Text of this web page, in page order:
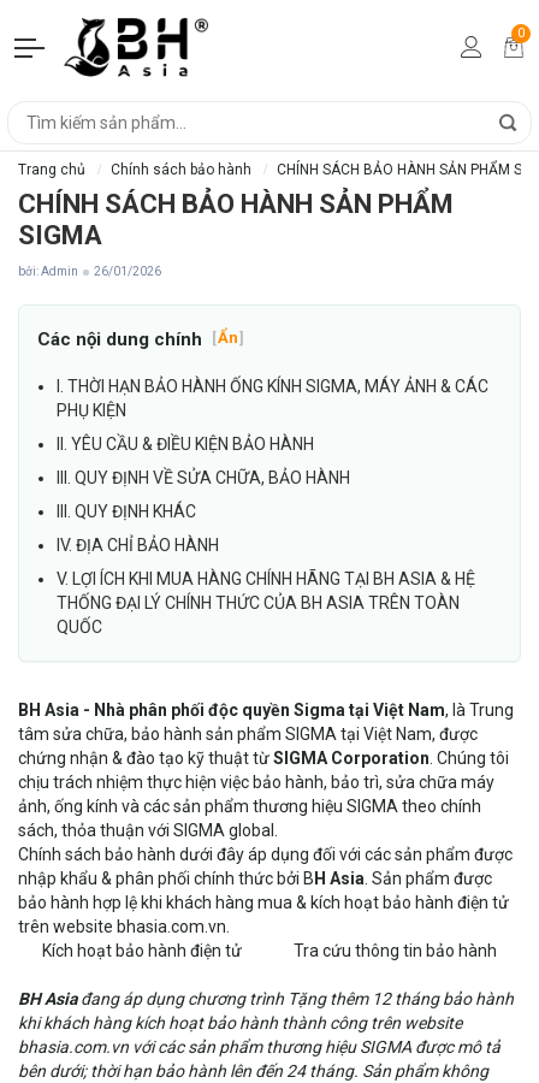
0
Trang chủ Chính sách bảo hành CHÍNH SÁCH BẢO HÀNH SẢN PHẨM
CHÍNH SÁCH BẢO HÀNH SẢN PHẨM
SIGMA
bởi: Admin 26/01/2026
Các nội dung chính [Ẩn]
I. THỜI HẠN BẢO HÀNH ỐNG KÍNH SIGMA, MÁY ẢNH & CÁC
PHỤ KIỆN
II. YÊU CẦU & ĐIỀU KIỆN BẢO HÀNH
III. QUY ĐỊNH VỀ SỬA CHỮA, BẢO HÀNH
III. QUY ĐỊNH KHÁC
IV. ĐỊA CHỈ BẢO HÀNH
V. LỢI ÍCH KHI MUA HÀNG CHÍNH HÃNG TẠI BH ASIA & HỆ
THỐNG ĐẠI LÝ CHÍNH THỨC CỦA BH ASIA TRÊN TOÀN
QUỐC
BH Asia - Nhà phân phối độc quyền Sigma tại Việt Nam, là Trung
tâm sửa chữa, bảo hành sản phẩm SIGMA tại Việt Nam, được
chứng nhận & đào tạo kỹ thuật từSIGMA Corporation. Chúng tôi
chịu trách nhiệm thực hiện việc bảo hành, bảo trì, sửa chữa máy
ảnh, ống kính và các sản phẩm thương hiệu SIGMA theo chính
sách, thỏa thuận với SIGMA global.
Chính sách bảo hành dưới đây áp dụng đối với các sản phẩm được
nhập khẩu & phân phối chính thức bởi B H Asia. Sản phẩm được
bảo hành hợp lệ khi khách hàng mua & kích hoạt bảo hành điện tử
trên website bhasia.com.vn.
Kích hoạt bảo hành điện tử
Tra cứu thông tin bảo hành
BH Asiađang áp dụng chương trình Tặng thêm 12 tháng bảo hành
khi khách hàng kích hoạt bảo hành thành công trên website
bhasia.com.vn với các sản phẩm thương hiệu SIGMA được mô tả
bên dưới; thời hạn bảo hành lên đến 24 tháng. Sản phẩm không